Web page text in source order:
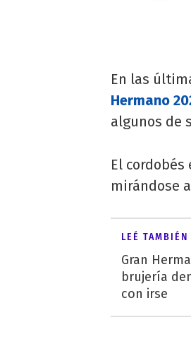
En las
Hermano
algunos de
El
mirándose
LEÉ TAMBIÉN
Gran
brujería
con irse